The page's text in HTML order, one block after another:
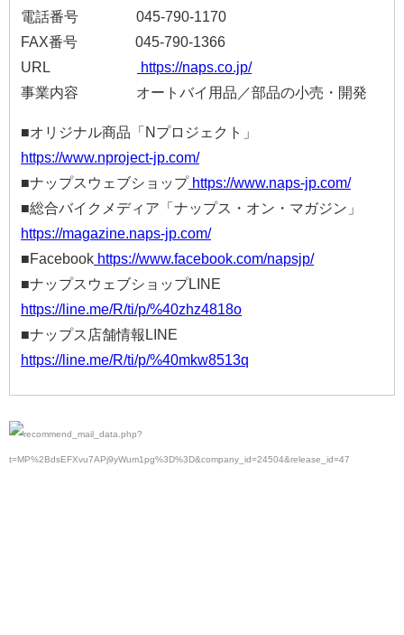
電話番号 045-790-1170
FAX番号 045-790-1366
URL
https://naps.co.jp/
事業内容 オートバイ用品／部品の小売・開発
■オリジナル商品「Nプロジェクト」
https://www.nproject-jp.com/
■ナップスウェブショップhttps://www.naps-jp.com/
■総合バイクメディア「ナップス・オン・マガジン」
https://magazine.naps-jp.com/
■Facebook https://www.facebook.com/napsjp/
■ナップスウェブショップLINE
https://line.me/R/ti/p/%40zhz4818o
■ナップス店舗情報LINE
https://line.me/R/ti/p/%40mkw8513q